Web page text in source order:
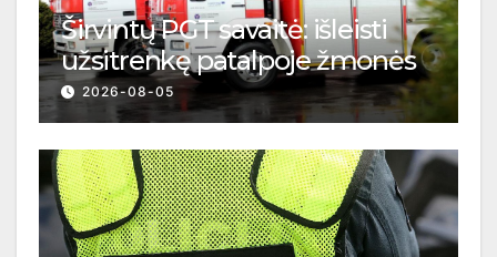
Širvintų PGT savaitė: išleisti
užsitrenkę patalpoje žmonės
2026-08-05